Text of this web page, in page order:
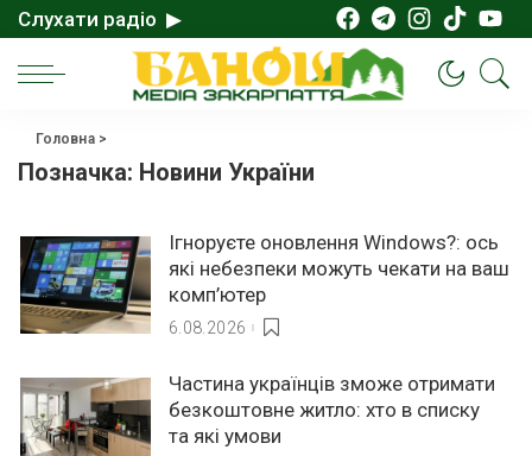
Слухати радіо ▶
Головна>
Позначка: Новини України
Ігноруєте оновлення Windows?: ось
які небезпеки можуть чекати на ваш
комп’ютер
6.08.2026
Частина українців зможе отримати
безкоштовне житло: хто в списку
та які умови